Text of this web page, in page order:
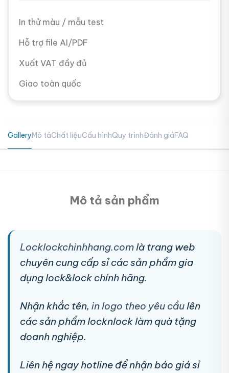
In thử màu / mẫu test
Hỗ trợ file AI/PDF
Xuất VAT đầy đủ
Giao toàn quốc
GalleryMô tảChất liệuCấu hìnhQuy trìnhĐánh giáFAQ
Mô tả sản phẩm
Locklockchinhhang.com là trang web
chuyên cung cấp sỉ các sản phẩm gia
dụng lock&lock chính hãng.
Nhận khắc tên, in logo theo yêu cầu lên
các sản phẩm locknlock làm quà tặng
doanh nghiệp.
Liên hệ ngay hotline để nhận báo giá sỉ